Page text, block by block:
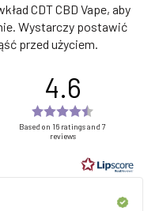
CDT CBD Vape, aby
Wystarczy postawić
przed użyciem.
5 stars
5 stars
5 stars
5 stars
stars
4.6
4.6
of
5
stars
Based on 16 ratings and 7
reviews